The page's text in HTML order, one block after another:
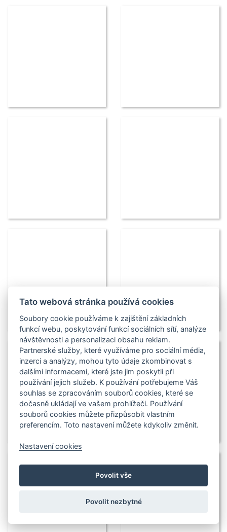
Tato webová stránka používá cookies
Soubory cookie používáme k zajištění základních
funkcí webu, poskytování funkcí sociálních sítí, analýze
návštěvnosti a personalizaci obsahu reklam.
Partnerské služby, které využíváme pro sociální média,
inzerci a analýzy, mohou tyto údaje zkombinovat s
dalšími informacemi, které jste jim poskytli při
používání jejich služeb. K používání potřebujeme Váš
souhlas se zpracováním souborů cookies, které se
dočasně ukládají ve vašem prohlížeči. Používání
souborů cookies můžete přizpůsobit vlastním
preferencím. Toto nastavení můžete kdykoliv změnit.
Nastavení cookies
Povolit vše
Povolit nezbytné